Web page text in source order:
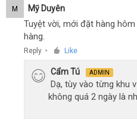
M Mỹ Duyên
Tuyệt vời, mới đặt hàng
hàng.
Reply ● Like
Cẩm Tú ADMIN
Dạ, tùy vào từng khu
không quá 2 ngày là